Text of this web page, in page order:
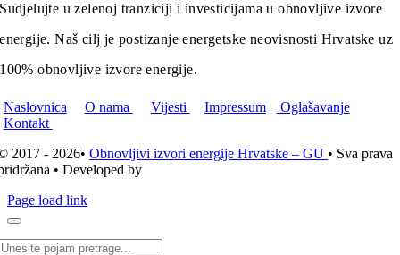
Sudjelujte u zelenoj tranziciji i investicijama u obnovljive izvore
energije. Naš cilj je postizanje energetske neovisnosti Hrvatske uz
100% obnovljive izvore energije.
Naslovnica O nama Vijesti Impressum
Oglašavanje
Kontakt
2017 - 2026•Obnovljivi izvori energije Hrvatske – GU • Sva prava
• Developed by
Page load link